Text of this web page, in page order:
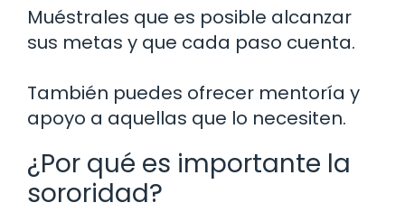
Muéstrales que es posible alcanzar
sus metas y que cada paso cuenta.
También puedes ofrecer mentoría y
apoyo a aquellas que lo necesiten.
¿Por qué es importante la
sororidad?